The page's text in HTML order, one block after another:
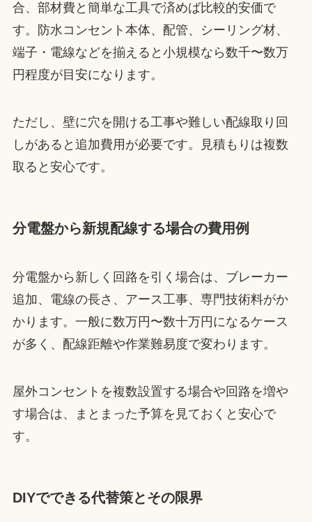
合、部材費と簡単な工具で済めば比較的安価で
す。防水コンセント本体、配管、シーリング材、
端子・電線などを揃えると小規模なら数千〜数万
円程度が目安になります。
ただし、壁に穴を開ける工事や難しい配線取り回
しがあると追加費用が必要です。見積もりは複数
取ると安心です。
分電盤から新規配線する場合の費用例
分電盤から新しく回路を引く場合は、ブレーカー
追加、電線の長さ、アース工事、専門技術料がか
かります。一般に数万円〜数十万円になるケース
が多く、配線距離や作業難易度で変わります。
屋外コンセントを複数設置する場合や回路を増や
す場合は、まとまった予算を見ておくと安心で
す。
DIYでできる代替策とその限界